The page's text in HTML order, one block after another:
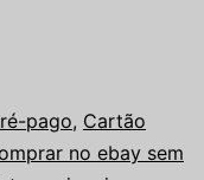
pago, Cartão
no ebay sem